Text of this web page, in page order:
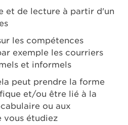
et de lecture à partir d'un
les compétences
exemple les courriers
et informels
peut prendre la forme
et/ou être lié à la
ou aux
vous étudiez